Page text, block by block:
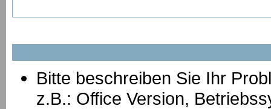
Bitte beschreiben Sie Ihr
z.B.: Office Version,